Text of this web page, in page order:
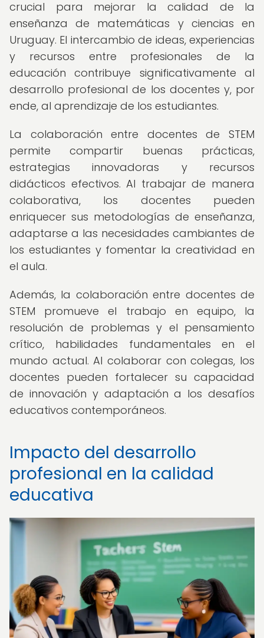
crucial para mejorar la calidad de la
enseñanza de matemáticas y ciencias en
Uruguay. El intercambio de ideas, experiencias
y recursos entre profesionales de la
educación contribuye significativamente al
desarrollo profesional de los docentes y, por
ende, al aprendizaje de los estudiantes.
La colaboración entre docentes de STEM
permite compartir buenas prácticas,
estrategias innovadoras y recursos
didácticos efectivos. Al trabajar de manera
colaborativa, los docentes pueden
enriquecer sus metodologías de enseñanza,
adaptarse a las necesidades cambiantes de
los estudiantes y fomentar la creatividad en
el aula.
Además, la colaboración entre docentes de
STEM promueve el trabajo en equipo, la
resolución de problemas y el pensamiento
crítico, habilidades fundamentales en el
mundo actual. Al colaborar con colegas, los
docentes pueden fortalecer su capacidad
de innovación y adaptación a los desafíos
educativos contemporáneos.
Impacto del desarrollo
profesional en la calidad
educativa